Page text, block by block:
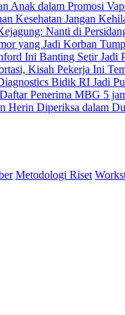
Anak dalam Promosi
Kesehatan Jangan
Nanti di
yang Jadi Korban
Ini Banting Setir Jadi
Kisah Pekerja Ini
Bidik RI Jadi
Penerima MBG 5
Herin Diperiksa dalam
Metodologi Riset